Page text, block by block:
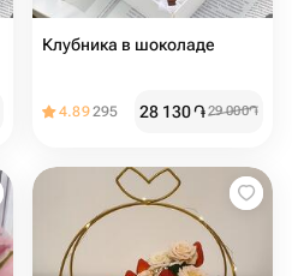
Клубника в шоколаде
4.89295 28 130֏29 000֏